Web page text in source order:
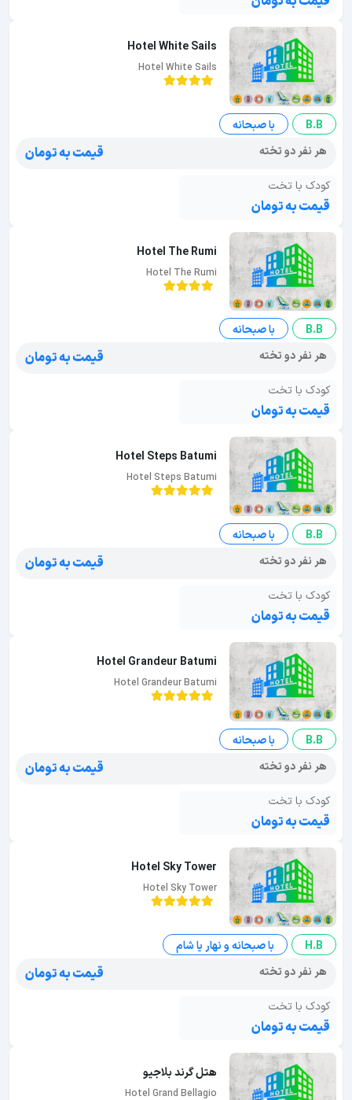
Hotel White Sails
Hotel White Sails
B.B
با صبحانه
هر نفر دو تخته
قیمت به تومان
کودک با تخت
قیمت به تومان
Hotel The Rumi
Hotel The Rumi
B.B
با صبحانه
هر نفر دو تخته
قیمت به تومان
کودک با تخت
قیمت به تومان
Hotel Steps Batumi
Hotel Steps Batumi
B.B
با صبحانه
هر نفر دو تخته
قیمت به تومان
کودک با تخت
قیمت به تومان
Hotel Grandeur Batumi
Hotel Grandeur Batumi
B.B
با صبحانه
هر نفر دو تخته
قیمت به تومان
کودک با تخت
قیمت به تومان
Hotel Sky Tower
Hotel Sky Tower
H.B
با صبحانه و نهار یا شام
هر نفر دو تخته
قیمت به تومان
کودک با تخت
قیمت به تومان
هتل گرند بلاجیو
Hotel Grand Bellagio